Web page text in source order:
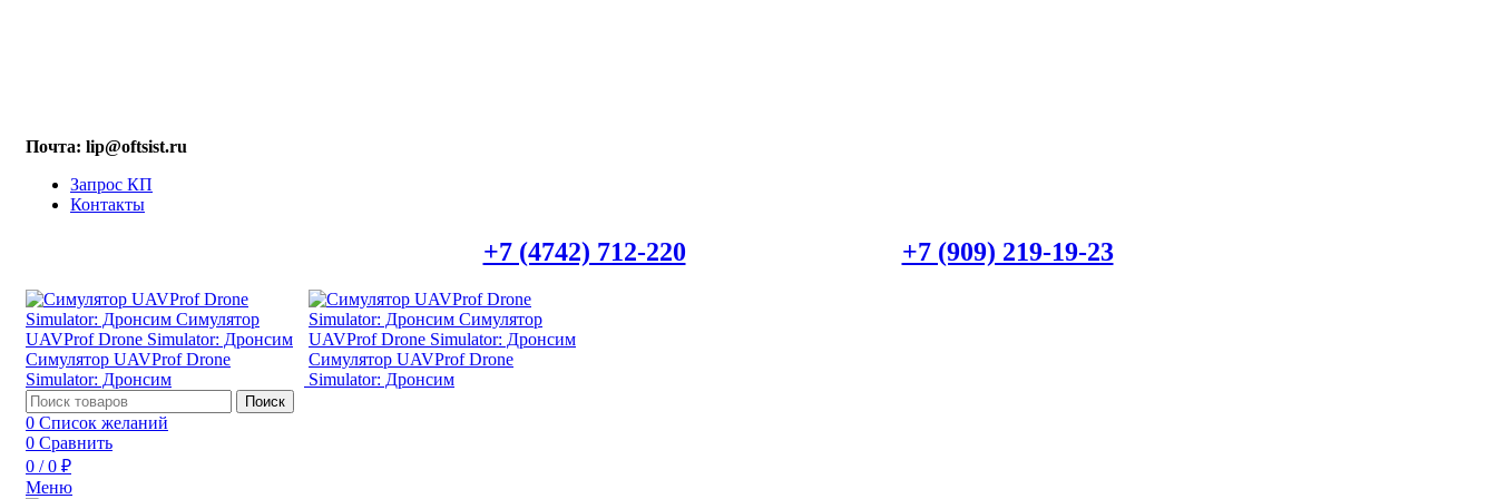
Почта: lip@oftsist.ru
Запрос КП
Контакты
+7 (4742) 712-220 +7 (909) 219-19-23
Поиск
0 Список желаний
0 Сравнить
0 / 0 ₽
Меню